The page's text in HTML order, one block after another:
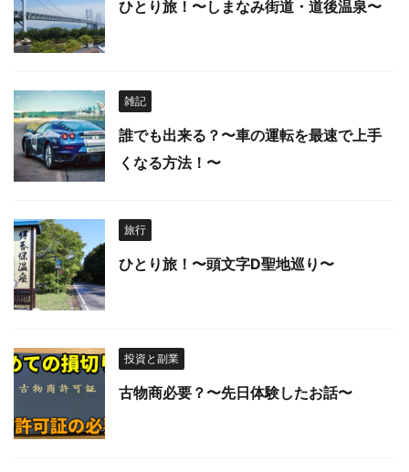
ひとり旅！〜しまなみ街道・道後温泉〜
雑記
誰でも出来る？〜車の運転を最速で上手
くなる方法！〜
旅行
ひとり旅！〜頭文字D聖地巡り〜
投資と副業
古物商必要？〜先日体験したお話〜